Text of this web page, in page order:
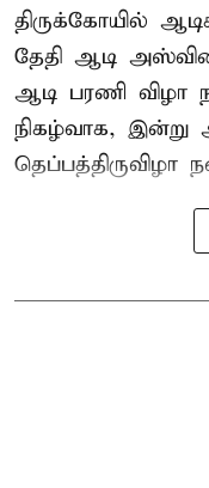
திருக்கோயில்
தேதி ஆடி
ஆடி பரணி விழா
நிகழ்வாக, இன்று